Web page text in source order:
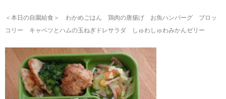
＜本日の自園給食＞ わかめごはん 鶏肉の唐揚げ お魚ハンバーグ ブロッ
コリー キャベツとハムの玉ねぎドレサラダ しゅわしゅわみかんゼリー